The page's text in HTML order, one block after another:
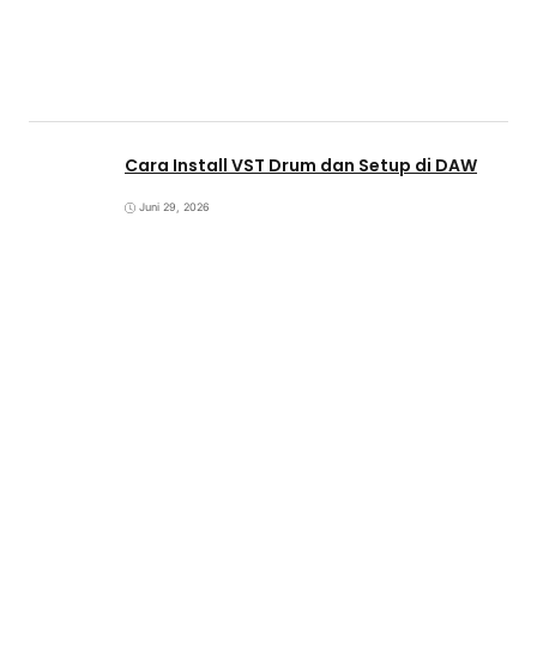
Cara Install VST Drum dan Setup di DAW
Juni 29, 2026